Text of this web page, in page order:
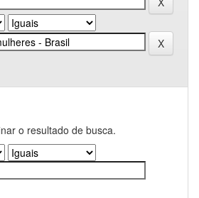
o resultado de busca.